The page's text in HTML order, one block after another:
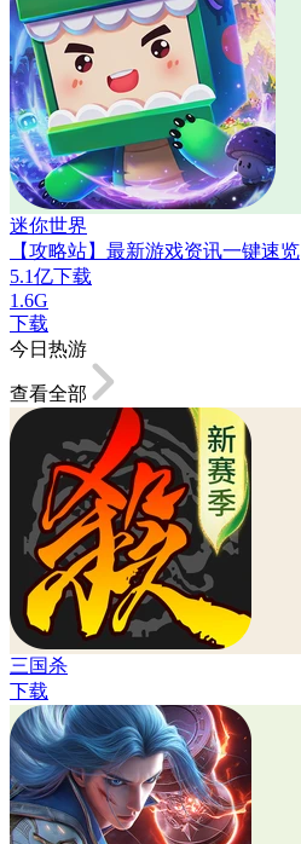
迷你世界
【攻略站】最新游戏资讯一键速览
5.1亿下载
1.6G
下载
今日热游
查看全部
三国杀
下载